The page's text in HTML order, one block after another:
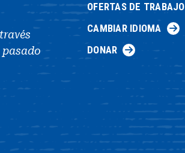
OFERTAS DE TRABAJO
CAMBIAR IDIOMA
DONAR